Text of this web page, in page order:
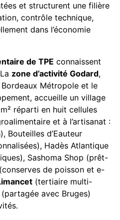
et structurent une filière
contrôle technique,
dans l’économie
de TPE connaissent
zone d’activité Godard,
Métropole et le
accueille un village
réparti en huit cellules
et à l’artisanat :
Bouteilles d’Eauteur
Hadès Atlantique
Sashoma Shop (prêt-
de poisson et e-
(tertiaire multi-
(partagée avec Bruges)